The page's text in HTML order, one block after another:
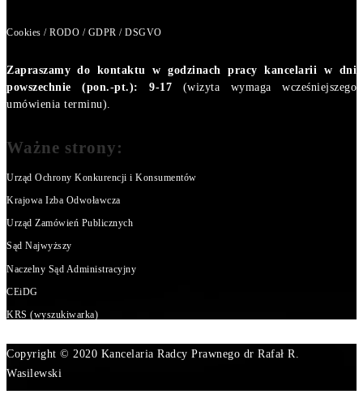
Cookies / RODO / GDPR / DSGVO
Zapraszamy do kontaktu w godzinach pracy kancelarii w dni
powszechnie (pon.-pt.): 9-17 (wizyta wymaga wcześniejszego
umówienia terminu).
Ważne strony:
Urząd Ochrony Konkurencji i Konsumentów
Krajowa Izba Odwoławcza
Urząd Zamówień Publicznych
Sąd Najwyższy
Naczelny Sąd Administracyjny
CEiDG
KRS (wyszukiwarka)
Copyright © 2020 Kancelaria Radcy Prawnego dr Rafał R.
Wasilewski